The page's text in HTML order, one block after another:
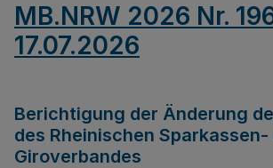
MB.NRW 2026 Nr.
17.07.2026
Berichtigung der Änderung
des Rheinischen Sparkassen-
Giroverbandes